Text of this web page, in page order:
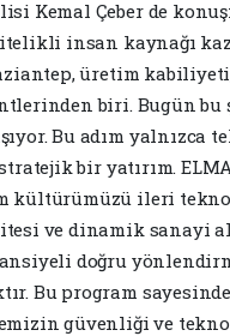
Kemal Çeber de
insan kaynağı
üretim
biri. Bugün
Bu adım
bir yatırım.
kültürümüzü ileri
ve dinamik sanayi
doğru
Bu program
güvenliği ve